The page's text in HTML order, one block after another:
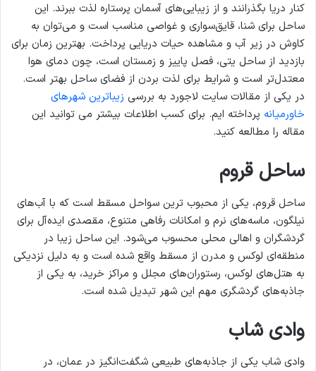
کنار دریا بگذرانند و از زیبایی‌های آسمان پرستاره لذت ببرند. این
ساحل برای شنا، قایق‌سواری و غواصی مناسب است و می‌توان به
کاوش در زیر آب و مشاهده حیات دریایی پرداخت. بهترین زمان برای
بازدید از ساحل یتی، فصل پاییز و زمستان است، چون دمای هوا
معتدل‌تر است و شرایط برای لذت بردن از فضای ساحل بهتر است.
در یکی از مقالات سایت لاجورد به بررسی زیباترین شهرهای
خاورمیانه پرداخته ایم. برای کسب اطلاعات بیشتر می توانید این
مقاله را مطالعه کنید.
ساحل قروم
ساحل قروم، یکی از محبوب ‌ترین سواحل مسقط است که با آب‌های
نیلگون، ماسه‌های نرم و امکانات رفاهی متنوع، مقصدی ایده‌آل برای
گردشگران و اهالی محلی محسوب می‌شود. این ساحل زیبا در
منطقه‌ای لوکس و مدرن از مسقط واقع شده است و به دلیل نزدیکی
به هتل‌های لوکس، رستوران‌های مجلل و مراکز خرید، به یکی از
جاذبه‌های گردشگری مهم این شهر تبدیل شده است.
وادی شاب
وادی شاب یکی از جاذبه‌های طبیعی شگفت‌انگیز در عمان، در